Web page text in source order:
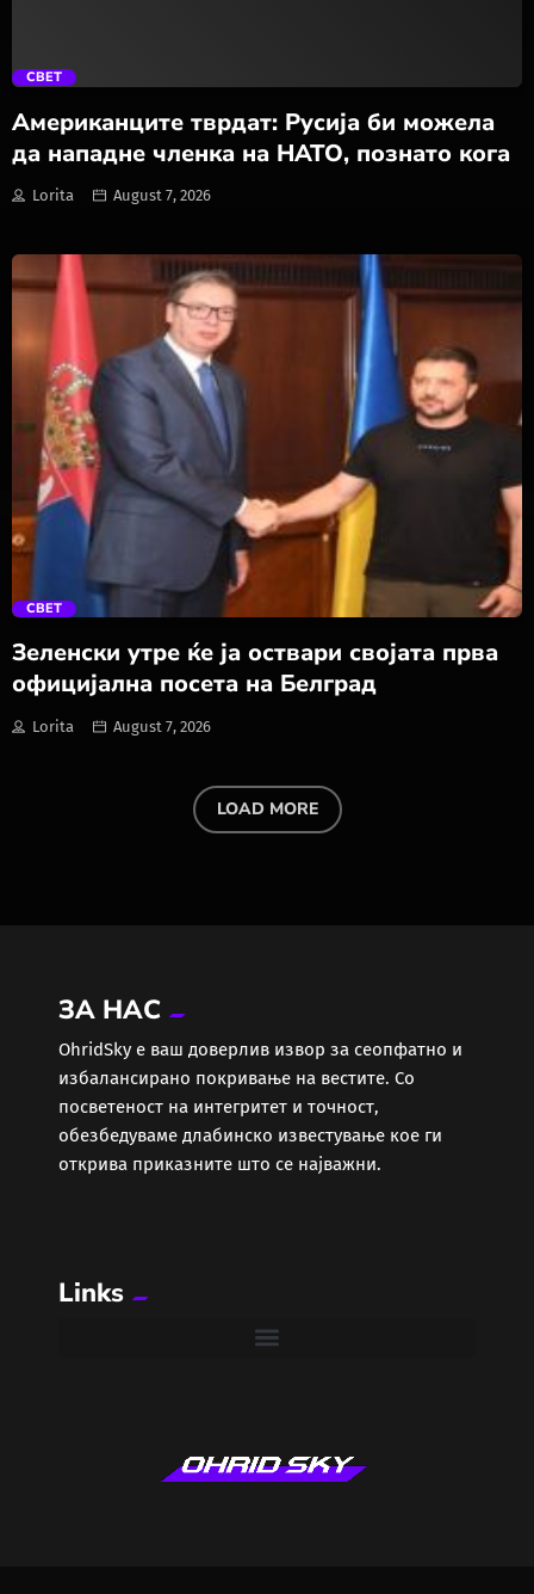
СВЕТ
Американците тврдат: Русија би можела
да нападне членка на НАТО, познато кога
Lorita August 7, 2026
trending_flat
СВЕТ
Зеленски утре ќе ја оствари својата прва
официјална посета на Белград
Lorita August 7, 2026
LOAD MORE
ЗА НАС
ОhridSky е ваш доверлив извор за сеопфатно и
избалансирано покривање на вестите. Со
посветеност на интегритет и точност,
обезбедуваме длабинско известување кое ги
открива приказните што се најважни.
Links